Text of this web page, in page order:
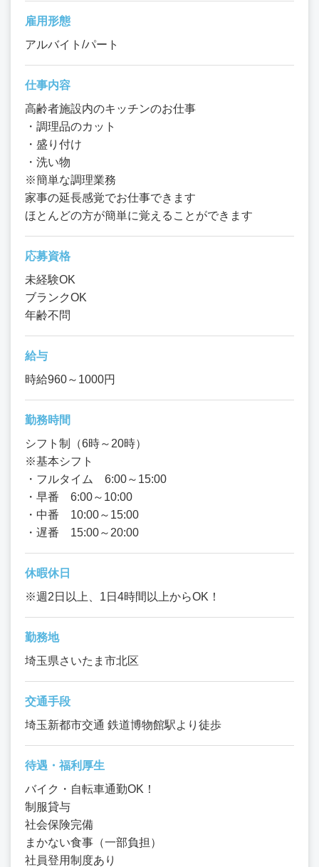
雇用形態
アルバイト/パート
仕事内容
高齢者施設内のキッチンのお仕事
・調理品のカット
・盛り付け
・洗い物
※簡単な調理業務
家事の延長感覚でお仕事できます
ほとんどの方が簡単に覚えることができます
応募資格
未経験OK
ブランクOK
年齢不問
給与
時給960～1000円
勤務時間
シフト制（6時～20時）
※基本シフト
・フルタイム 6:00～15:00
・早番 6:00～10:00
・中番 10:00～15:00
・遅番 15:00～20:00
休暇休日
※週2日以上、1日4時間以上からOK！
勤務地
埼玉県さいたま市北区
交通手段
埼玉新都市交通 鉄道博物館駅より徒歩
待遇・福利厚生
バイク・自転車通勤OK！
制服貸与
社会保険完備
まかない食事（一部負担）
社員登用制度あり